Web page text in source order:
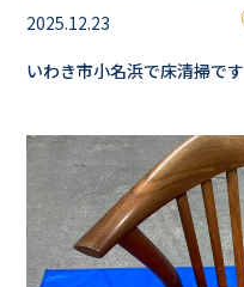
2025.12.23
いわき市小名浜で床清掃です